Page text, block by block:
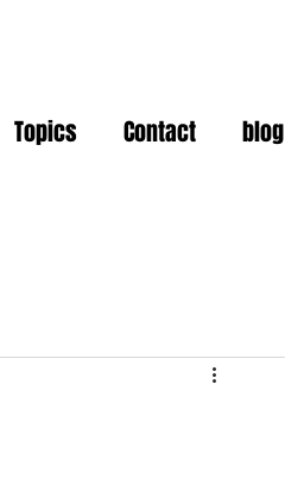
Topics Contact blog